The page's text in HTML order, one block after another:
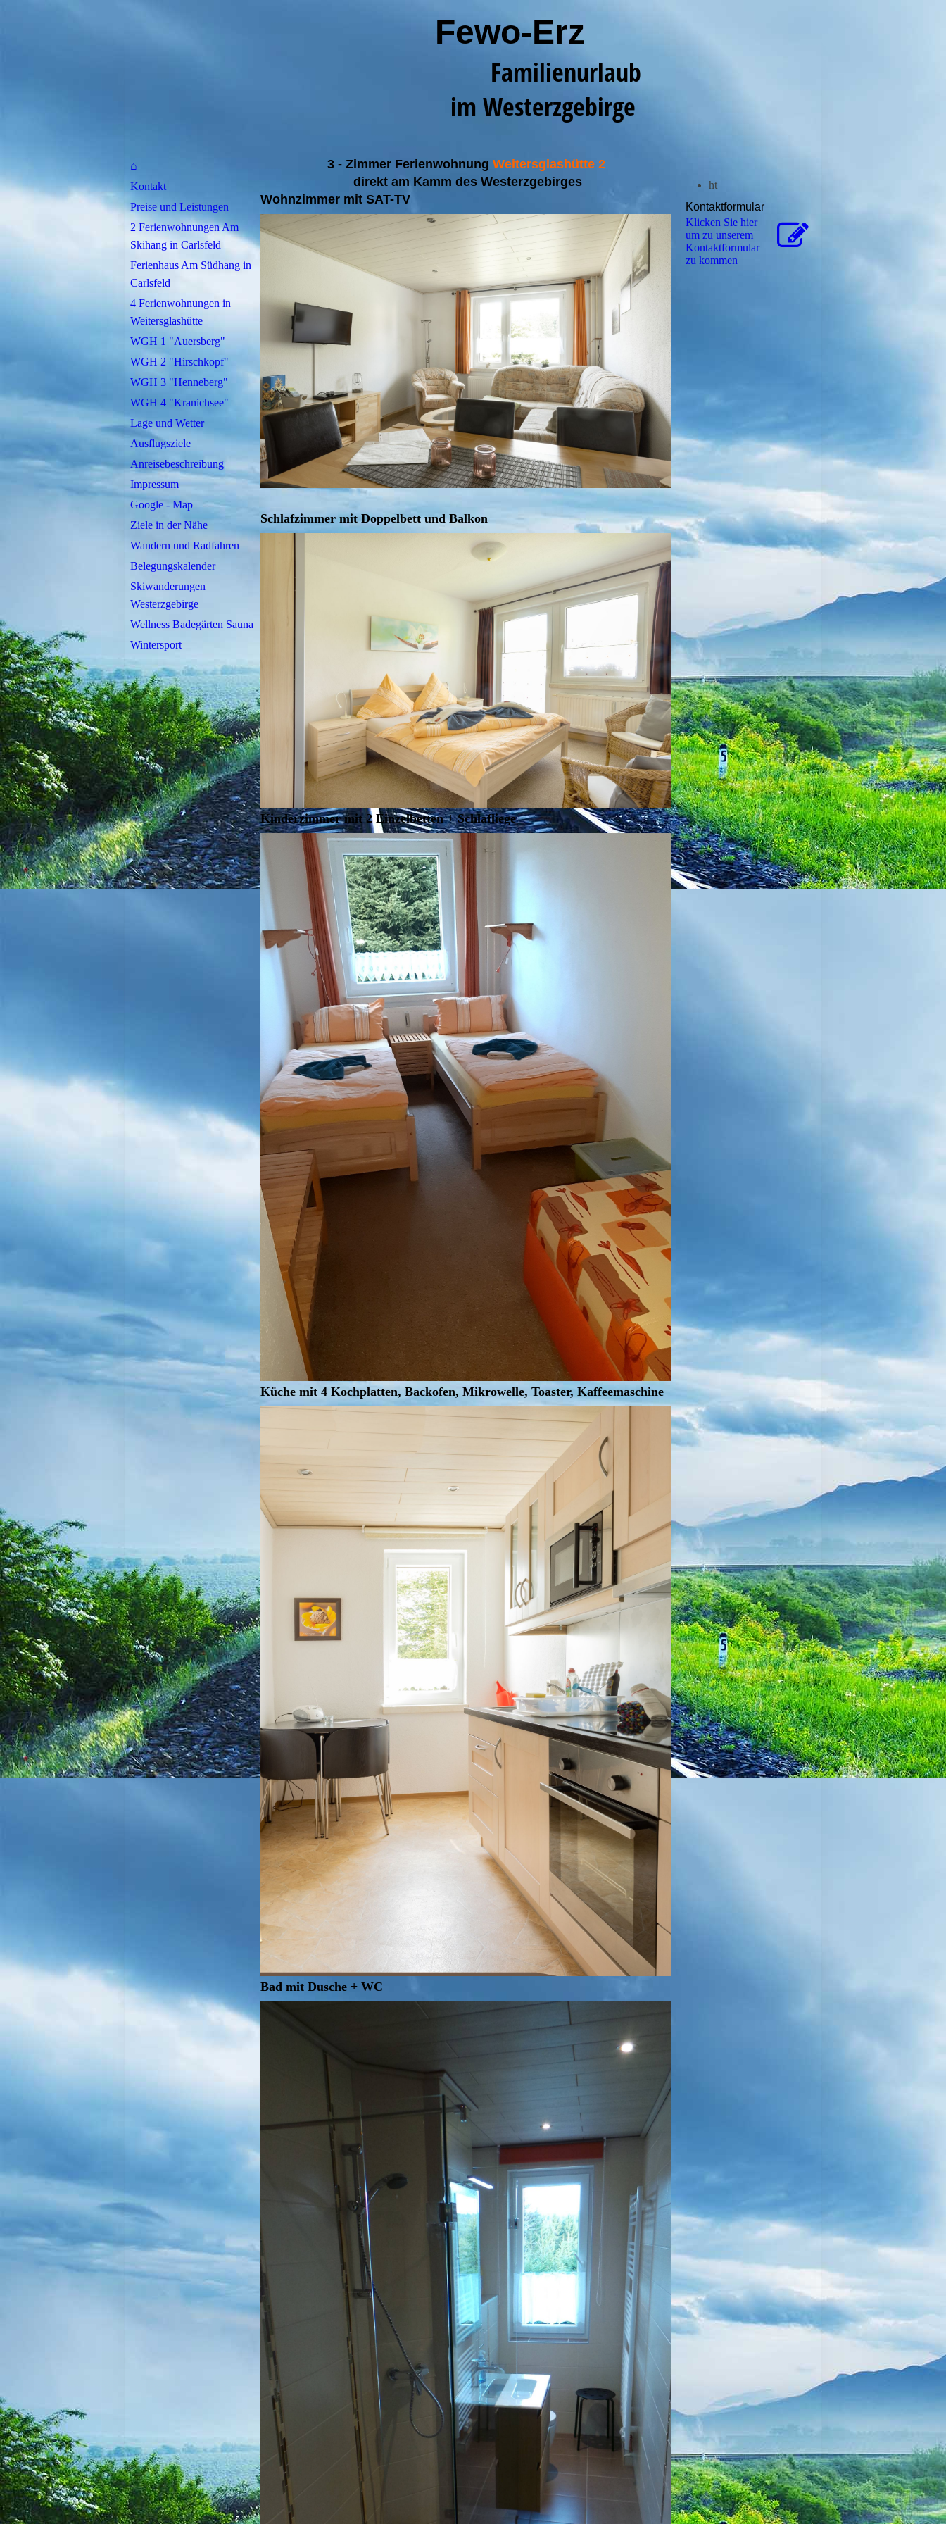
Fewo-Erz
Familienurlaub
im Westerzgebirge
⌂
Kontakt
Preise und Leistungen
2 Ferienwohnungen Am
Skihang in Carlsfeld
Ferienhaus Am Südhang in
Carlsfeld
4 Ferienwohnungen in
Weitersglashütte
WGH 1 "Auersberg"
WGH 2 "Hirschkopf"
WGH 3 "Henneberg"
WGH 4 "Kranichsee"
Lage und Wetter
Ausflugsziele
Anreisebeschreibung
Impressum
Google - Map
Ziele in der Nähe
Wandern und Radfahren
Belegungskalender
Skiwanderungen
Westerzgebirge
Wellness Badegärten Sauna
Wintersport
3 - Zimmer Ferienwohnung Weitersglashütte 2
direkt am Kamm des Westerzgebirges
Wohnzimmer mit SAT-TV
Schlafzimmer mit Doppelbett und Balkon
Kinderzimmer mit 2 Einzelbetten + Schlafliege
Küche mit 4 Kochplatten, Backofen, Mikrowelle, Toaster, Kaffeemaschine
Bad mit Dusche + WC
ht
Kontaktformular
Klicken Sie hier
um zu unserem
Kon­takt­for­mu­lar
zu kommen